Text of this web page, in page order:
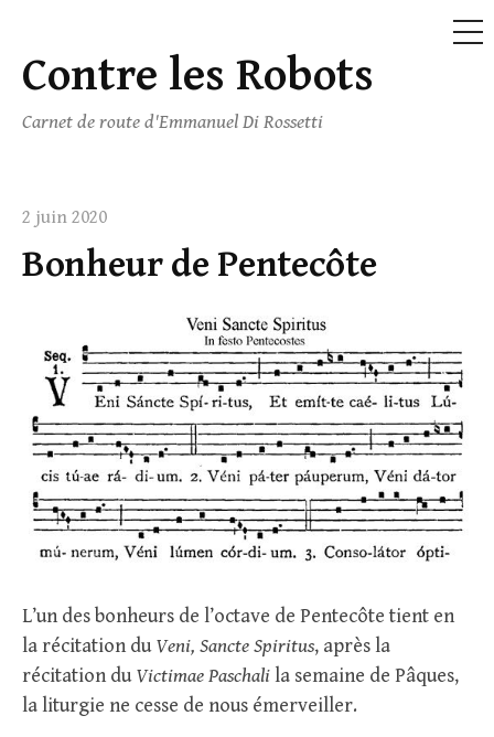
Skip
to
content
Contre les Robots
Carnet de route d'Emmanuel Di Rossetti
2 juin 2020
Bonheur de Pentecôte
L’un des bonheurs de l’octave de Pentecôte tient en
la récitation duVeni, Sancte Spiritus, après la
récitation duVictimae Paschalila semaine de Pâques,
la liturgie ne cesse de nous émerveiller.